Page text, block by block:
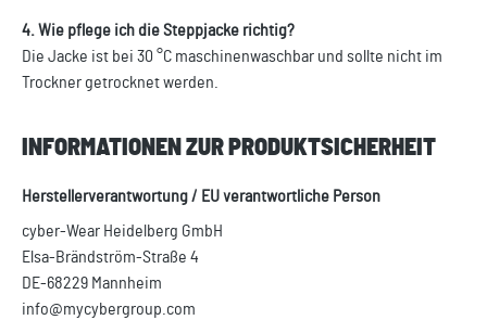
4. Wie pflege ich die Steppjacke richtig?
Die Jacke ist bei 30 °C maschinenwaschbar und sollte nicht im
Trockner getrocknet werden.
INFORMATIONEN ZUR PRODUKTSICHERHEIT
Herstellerverantwortung / EU verantwortliche Person
cyber-Wear Heidelberg GmbH
Elsa-Brändström-Straße 4
DE-68229 Mannheim
info@mycybergroup.com